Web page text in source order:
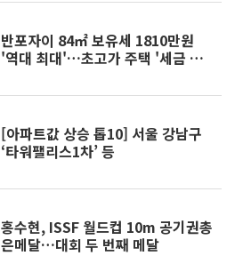
반포자이 84㎡ 보유세 1810만원
'역대 최대'…초고가 주택 '세금 폭
[아파트값 상승 톱10] 서울 강남구
‘타워팰리스1차’ 등
홍수현, ISSF 월드컵 10m 공기권총
은메달…대회 두 번째 메달